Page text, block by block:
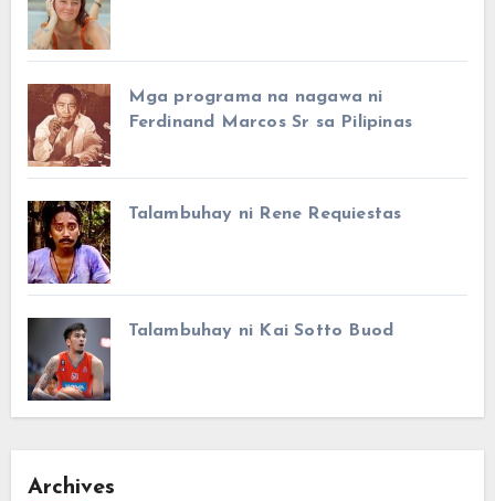
Mga programa na nagawa ni
Ferdinand Marcos Sr sa Pilipinas
Talambuhay ni Rene Requiestas
Talambuhay ni Kai Sotto Buod
Archives